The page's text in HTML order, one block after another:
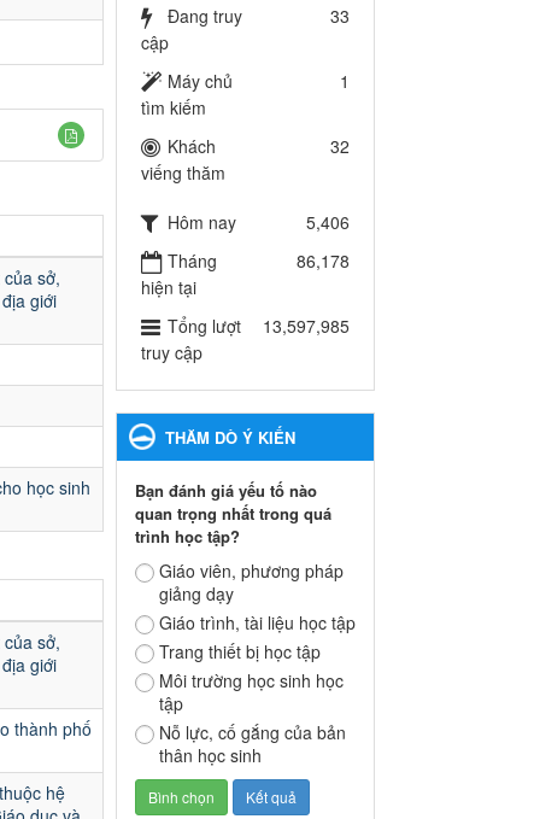
sở,
giới
học sinh
sở,
giới
thành phố
hệ
cấp xã thực hiện phi địa giới
hành chính trên địa bàn tỉnh
Bình Dương
Ngày ban hành: 13/03/2025
Kế hoạch Phổ biến, giáo
dục pháp luật năm 2025 của
thành phố Bến Cát
pháp luật năm 2025 của
ngành Giáo dục và Đào tạo
thành phố Bến Cát
Ngày ban hành: 28/02/2025
Quyết định công bố thủ tục
hành chính bị bãi bỏ trong
lĩnh vực giáo dục đào tạo
thuộc hệ giáo dục quốc
dân và cơ sở giáo dục khác
thuộc thẩm quyền giải
quyết của Sở Giáo dục và
Đào tạo, Ủy ban nhân dân
cấp huyện
Quyết định công bố thủ tục
hành chính bị bãi bỏ trong lĩnh
vực giáo dục đào tạo thuộc hệ
giáo dục quốc dân và cơ sở
giáo dục khác thuộc thẩm
quyền giải quyết của Sở Giáo
dục và Đào tạo, Ủy ban nhân
dân cấp huyện
Ngày ban hành: 30/09/2024
Đang truy
cập
33
Máy chủ
tìm kiếm
1
Khách
viếng thăm
32
Hôm nay
5,406
Tháng
hiện tại
86,178
Tổng lượt
truy cập
13,597,985
THĂM DÒ Ý KIẾN
Bạn đánh giá yếu tố nào
quan trọng nhất trong quá
trình học tập?
Giáo viên, phương pháp
giảng dạy
Giáo trình, tài liệu học tập
Trang thiết bị học tập
Môi trường học sinh học
tập
Nỗ lực, cố gắng của bản
thân học sinh